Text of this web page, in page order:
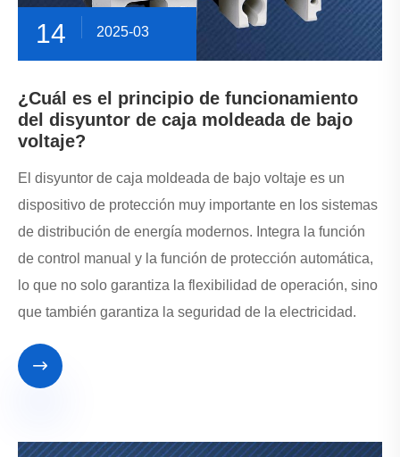
14 2025-03
¿Cuál es el principio de funcionamiento
del disyuntor de caja moldeada de bajo
voltaje?
El disyuntor de caja moldeada de bajo voltaje es un
dispositivo de protección muy importante en los sistemas
de distribución de energía modernos. Integra la función
de control manual y la función de protección automática,
lo que no solo garantiza la flexibilidad de operación, sino
que también garantiza la seguridad de la electricidad.
